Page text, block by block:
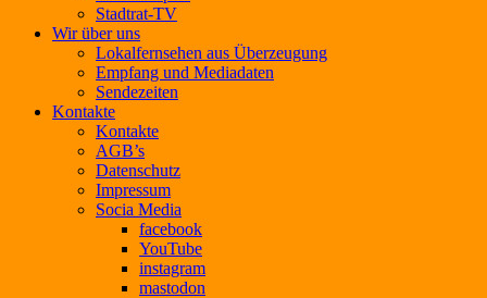
Stadtrat-TV
Wir über uns
Lokalfernsehen aus Überzeugung
Empfang und Mediadaten
Sendezeiten
Kontakte
Kontakte
AGB’s
Datenschutz
Impressum
Socia Media
facebook
YouTube
instagram
mastodon